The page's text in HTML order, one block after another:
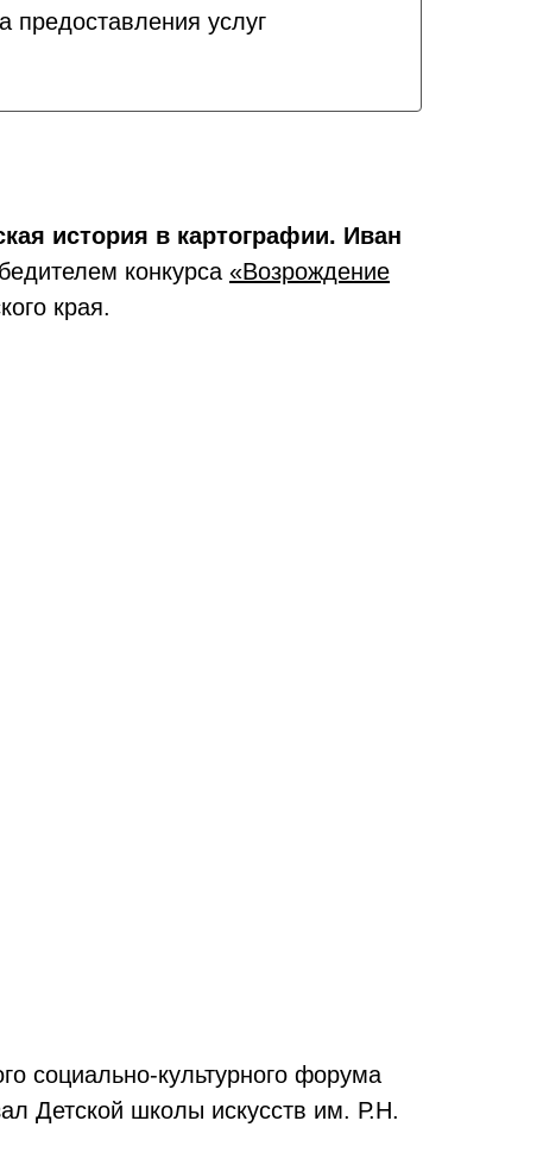
предоставления услуг
история в картографии. Иван
конкурса «Возрождение
края.
социально-культурного форума
Детской школы искусств им. Р.Н.